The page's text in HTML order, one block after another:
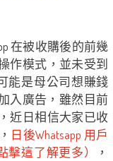
在被收購後的前幾
作模式，並未受到
能是母公司想賺錢
入廣告，雖然目前
近日相信大家已收
日後Whatsapp 用戶
擊這了解更多）
，